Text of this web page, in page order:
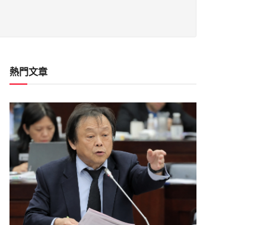
熱門文章